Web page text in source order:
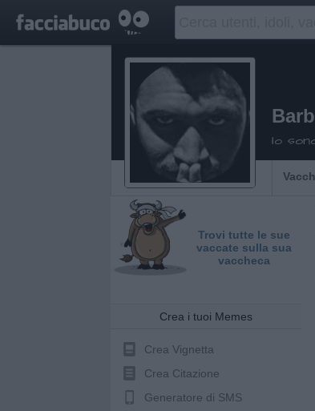
Io
Trovi tutte le sue
vaccate sulla sua
vaccheca
Crea i tuoi Memes
Crea Vignetta
Crea Citazione
Generatore di SMS